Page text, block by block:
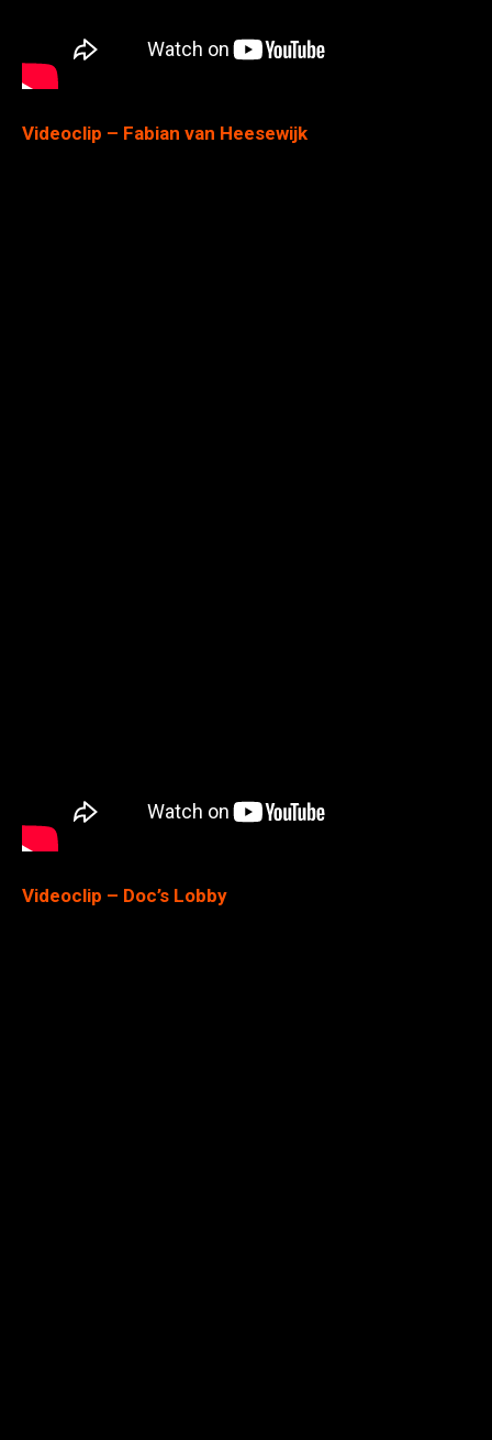
Videoclip – Fabian van Heesewijk
Videoclip – Doc’s Lobby